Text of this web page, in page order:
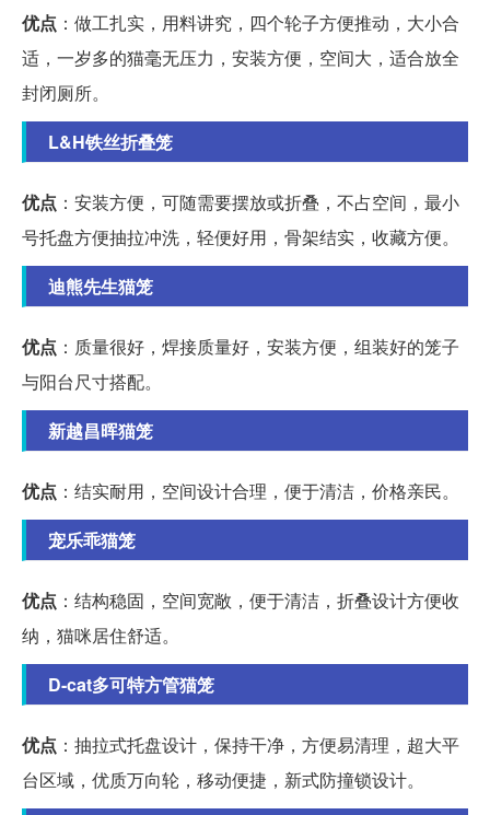
优点 ：做工扎实，用料讲究，四个轮子方便推动，大小合
适，一岁多的猫毫无压力，安装方便，空间大，适合放全
封闭厕所。
L&H铁丝折叠笼
优点 ：安装方便，可随需要摆放或折叠，不占空间，最小
号托盘方便抽拉冲洗，轻便好用，骨架结实，收藏方便。
迪熊先生猫笼
优点 ：质量很好，焊接质量好，安装方便，组装好的笼子
与阳台尺寸搭配。
新越昌晖猫笼
优点 ：结实耐用，空间设计合理，便于清洁，价格亲民。
宠乐乖猫笼
优点 ：结构稳固，空间宽敞，便于清洁，折叠设计方便收
纳，猫咪居住舒适。
D-cat多可特方管猫笼
优点 ：抽拉式托盘设计，保持干净，方便易清理，超大平
台区域，优质万向轮，移动便捷，新式防撞锁设计。